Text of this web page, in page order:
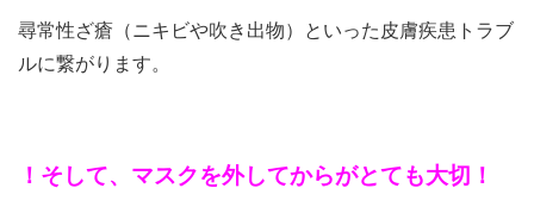
尋常性ざ瘡（ニキビや吹き出物）といった皮膚疾患トラブ
ルに繋がります。
！そして、マスクを外してからがとても大切！